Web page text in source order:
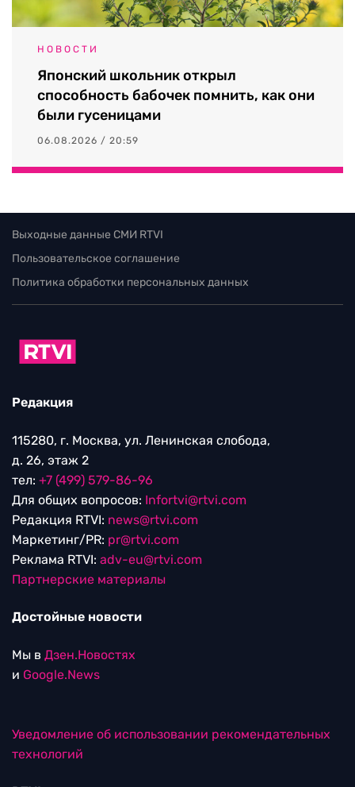
НОВОСТИ
Японский школьник открыл
способность бабочек помнить, как они
были гусеницами
06.08.2026 / 20:59
Выходные данные СМИ RTVI
Пользовательское соглашение
Политика обработки персональных данных
Редакция
115280, г. Москва, ул. Ленинская слобода,
д. 26, этаж 2
тел: +7 (499) 579-86-96
Для общих вопросов: Infortvi@rtvi.com
Редакция RTVI: news@rtvi.com
Маркетинг/PR: pr@rtvi.com
Реклама RTVI: adv-eu@rtvi.com
Партнерские материалы
Достойные новости
Мы в Дзен.Новостях
и Google.News
Уведомление об использовании рекомендательных
технологий